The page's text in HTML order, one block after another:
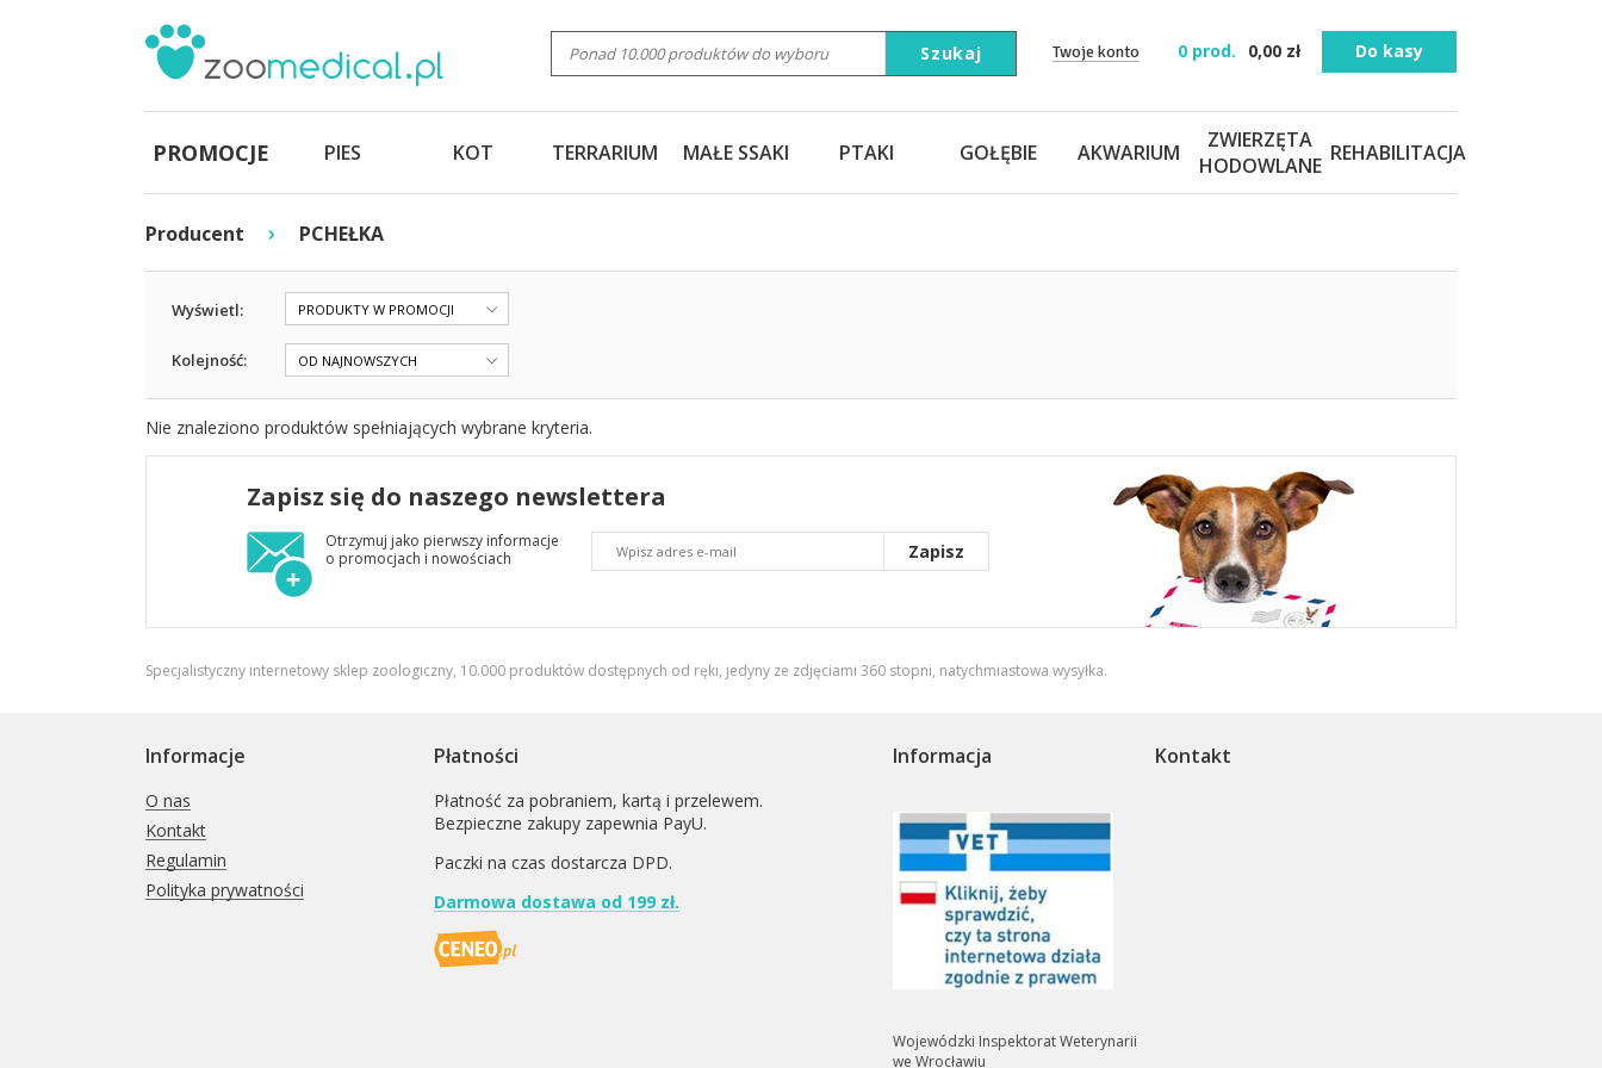
Twoje konto 0 prod. 0,00 zł Do kasy
Szukaj
PROMOCJE PIES KOT TERRARIUM MAŁE SSAKI PTAKI GOŁĘBIE AKWARIUM
ZWIERZĘTA
HODOWLANE REHABILITACJA
Producent › PCHEŁKA
Wyświetl: PRODUKTY W PROMOCJI
Kolejność: OD NAJNOWSZYCH
Nie znaleziono produktów spełniających wybrane kryteria.
Zapisz się do naszego newslettera
Otrzymuj jako pierwszy informacje
o promocjach i nowościach
Zapisz
Specjalistyczny internetowy sklep zoologiczny, 10.000 produktów dostępnych od ręki, jedyny ze zdjęciami 360 stopni, natychmiastowa wysyłka.
Informacje
O nas
Kontakt
Regulamin
Polityka prywatności
Płatności
Płatność za pobraniem, kartą i przelewem.
Bezpieczne zakupy zapewnia PayU.
Paczki na czas dostarcza DPD.
Darmowa dostawa od 199 zł.
Informacja
Wojewódzki Inspektorat Weterynarii
we Wrocławiu
Kontakt